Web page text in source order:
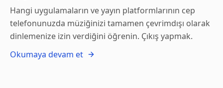
Hangi uygulamaların ve yayın platformlarının cep
telefonunuzda müziğinizi tamamen çevrimdışı olarak
dinlemenize izin verdiğini öğrenin. Çıkış yapmak.
Okumaya devam et